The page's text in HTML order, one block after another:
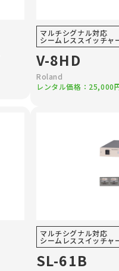
マルチシグナル対応
シームレススイッチャ
V-8HD
Roland
レンタル価格：25,000
マルチシグナル対応
シームレススイッチャ
SL-61B